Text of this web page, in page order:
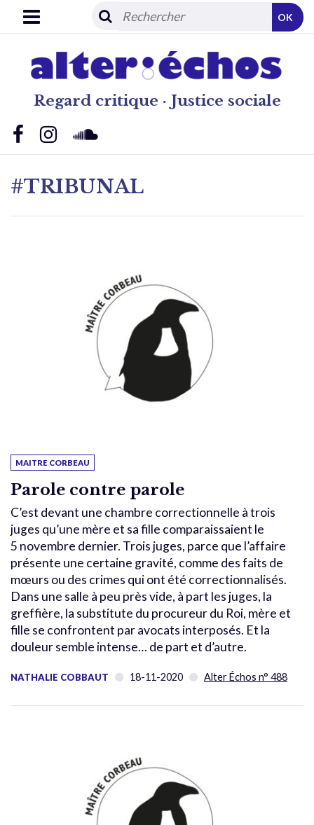
Regard critique · Justice sociale
OK
#TRIBUNAL
MAITRE CORBEAU
Parole contre parole
C’est devant une chambre correctionnelle à trois
juges qu’une mère et sa fille comparaissaient le
5 novembre dernier. Trois juges, parce que l’affaire
présente une certaine gravité, comme des faits de
mœurs ou des crimes qui ont été correctionnalisés.
Dans une salle à peu près vide, à part les juges, la
greffière, la substitute du procureur du Roi, mère et
fille se confrontent par avocats interposés. Et la
douleur semble intense… de part et d’autre.
NATHALIE COBBAUT 18-11-2020 Alter Échos n° 488